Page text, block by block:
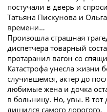
постучали в дверь и
Татьяна Пискунова и
времени…
Произошла страшная
диспетчера товарный
протаранил вагон со
Катастрофа унесла жизни
случившемся, актёр до
любимые жена и дочка
в больницу. Но, увы. В тот
лишился самого дорогого.